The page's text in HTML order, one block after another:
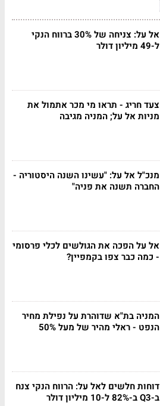
אל על: צניחה של 30% ברווח הנקי
ל-49 מיליון דולר
צעד חריג - תראו מי מכר אתמול את
מניות אל על; המניה מגיבה
מנכ"ל אל על: "עשינו השנה היסטוריה -
החברה תשנה את פניה"
אל על הפכה את הגולשים לכלי פרסומי
- כמה כבר צפו בקמפיין?
המניה בת"א שדוהרת על נפילת מחיר
הנפט - ראלי מהיר של מעל 50%
דוחות חלשים לאל על: הרווח הנקי צנח
ב-Q3 ב-82% ל-10 מיליון דולר